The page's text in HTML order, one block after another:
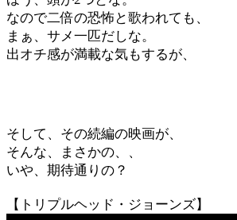
なので二倍の恐怖と歌われても、
まぁ、サメ一匹だしな。
出オチ感が満載な気もするが、
そして、その続編の映画が、
そんな、まさかの、、
いや、期待通りの？
【トリプルヘッド・ジョーンズ】